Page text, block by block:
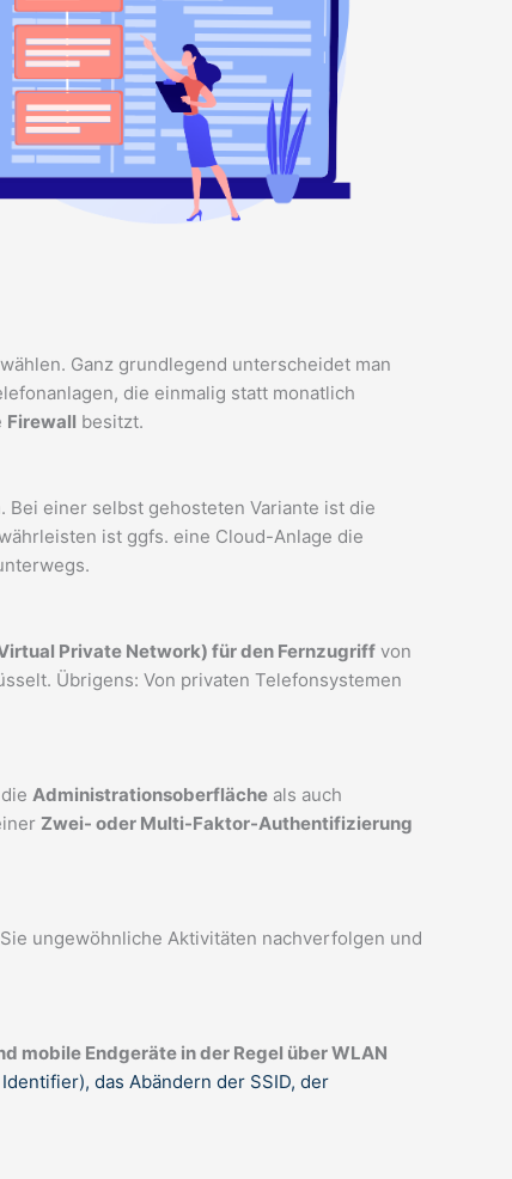
Ganz grundlegend unterscheidet man
die einmalig statt monatlich
Firewall besitzt.
Bei einer selbst gehosteten Variante ist die
ist ggfs. eine Cloud-Anlage die
Private Network) für den Fernzugriff von
Übrigens: Von privaten Telefonsystemen
Administrationsoberfläche als auch
Zwei- oder Multi-Faktor-Authentifizierung
ungewöhnliche Aktivitäten nachverfolgen und
mobile Endgeräte in der Regel über WLAN
das Abändern der SSID, der